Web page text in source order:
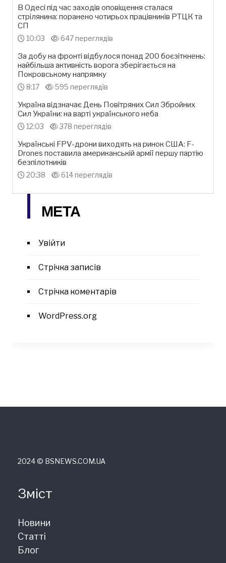
В Одесі під час заходів оповіщення сталася
стрілянина: поранено чотирьох працівників РТЦК та
СП
10:03 647 переглядів
За добу на фронті відбулося понад 200 боєзіткнень:
найбільша активність ворога зберігається на
Покровському напрямку
8:17 595 переглядів
Україна відзначає День Повітряних Сил Збройних
Сил України: на варті українського неба
12:03 378 переглядів
Українські FPV-дрони виходять на ринок США: F-
Drones поставила американській армії першу партію
безпілотників
20:38 614 переглядів
МЕТА
Увійти
Стрічка записів
Стрічка коментарів
WordPress.org
2024 © ВSNEWS.COM.UA
Зміст
Новини
Статті
Блог